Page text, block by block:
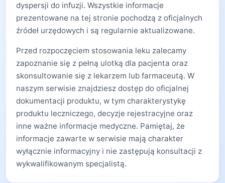
dyspersji do infuzji. Wszystkie informacje
prezentowane na tej stronie pochodzą z oficjalnych
źródeł urzędowych i są regularnie aktualizowane.
Przed rozpoczęciem stosowania leku zalecamy
zapoznanie się z pełną ulotką dla pacjenta oraz
skonsultowanie się z lekarzem lub farmaceutą. W
naszym serwisie znajdziesz dostęp do oficjalnej
dokumentacji produktu, w tym charakterystykę
produktu leczniczego, decyzje rejestracyjne oraz
inne ważne informacje medyczne. Pamiętaj, że
informacje zawarte w serwisie mają charakter
wyłącznie informacyjny i nie zastępują konsultacji z
wykwalifikowanym specjalistą.